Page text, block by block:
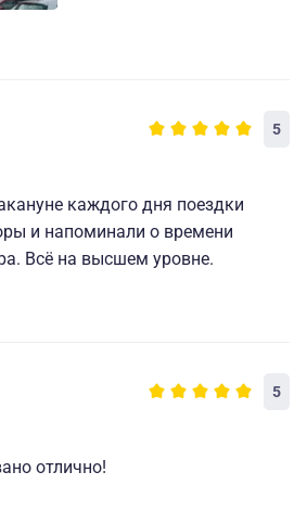
детский
по желанию на
месте
Динамическое
5
каждого дня поездки
и напоминали о времени
Всё на высшем уровне.
5
отлично!